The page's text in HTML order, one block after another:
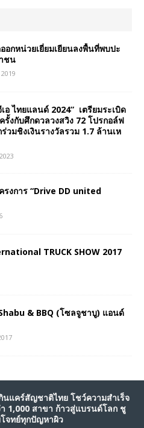
อกหน่วยเยี่ยมเยียนลงพื้นที่พบปะ
ชน
อ ไทยแลนด์ 2024” เตรียมระเบิด
รั้งกับศึกดวลวงสวิง 72 โปรกอล์ฟ
วมชิงเงินรางวัลรวม 1.7 ล้านเห
รงการ “Drive DD united
TRUCK SHOW 2017
& BBQ (โซลจูชาบู) แอนด์
นแคร์สัญชาติไทย โชว์ความสำเร็จ
1,000 สาขา ก้าวสู่แบรนด์โลก ชู
จทย์ทุกปัญหาผิว